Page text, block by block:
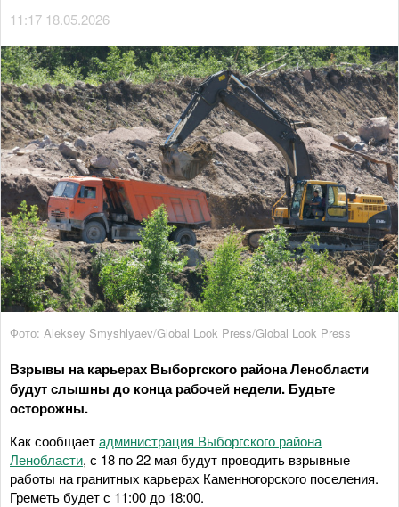
11:17 18.05.2026
Фото: Aleksey Smyshlyaev/Global Look Press/Global Look Press
Взрывы на карьерах Выборгского района Ленобласти
будут слышны до конца рабочей недели. Будьте
осторожны.
Как сообщаетадминистрация Выборгского района
Ленобласти, с 18 по 22 мая будут проводить взрывные
работы на гранитных карьерах Каменногорского поселения.
Греметь будет с 11:00 до 18:00.